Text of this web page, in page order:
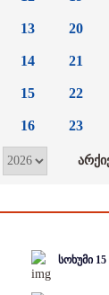
13
14
15
16
20
21
22
23
სოხუმი 15